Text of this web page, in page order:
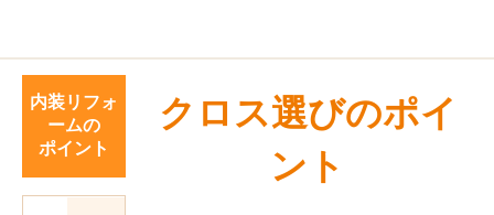
クロス選びのポイ
ント
内装リフォ
ームの
ポイント